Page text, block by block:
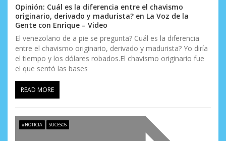
Opinión: Cuál es la diferencia entre el chavismo
originario, derivado y madurista? en La Voz de la
Gente con Enrique – Video
El venezolano de a pie se pregunta? Cuál es la diferencia
entre el chavismo originario, derivado y madurista? Yo diría
el tiempo y los dólares robados.El chavismo originario fue
el que sentó las bases
READ MORE
#NOTICIA SUCESOS